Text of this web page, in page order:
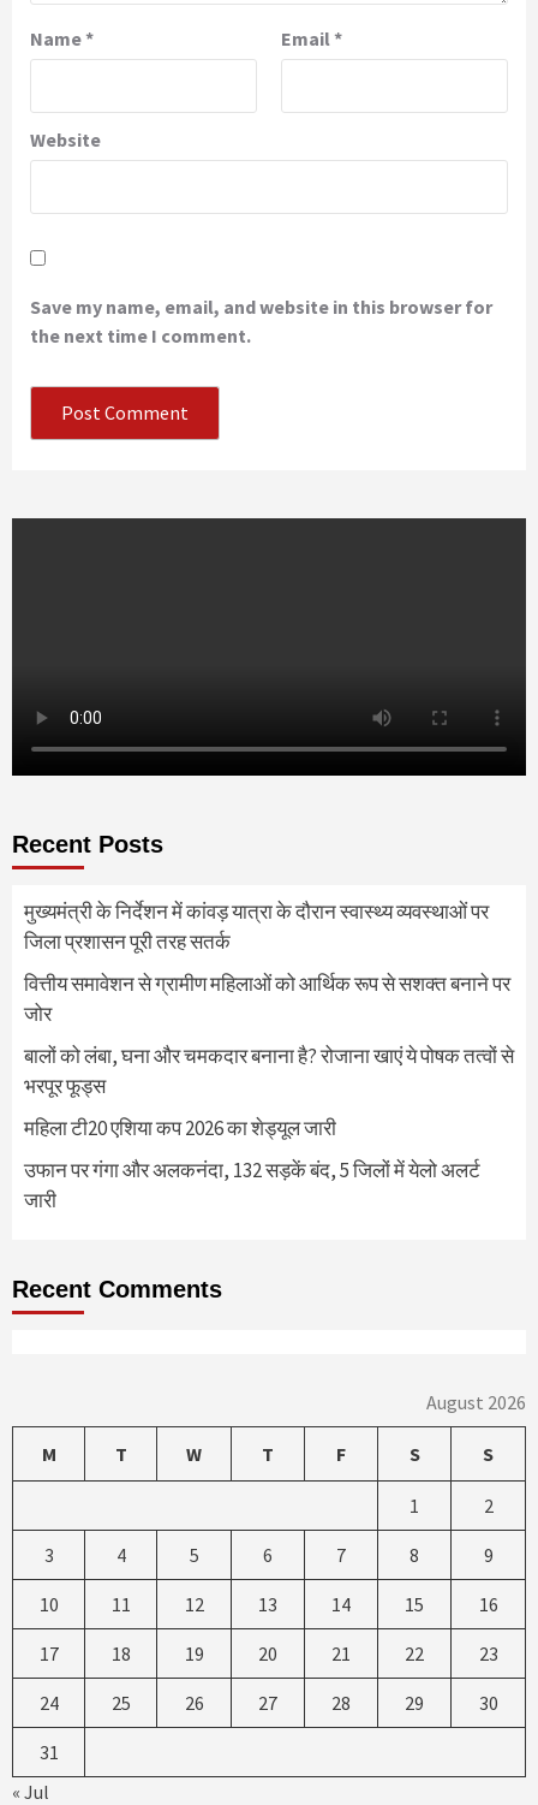
Name* Email *
Website
Save my name, email, and website in this browser for
the next time I comment.
Recent Posts
मुख्यमंत्री के निर्देशन में कांवड़ यात्रा के दौरान स्वास्थ्य व्यवस्थाओं पर
जिला प्रशासन पूरी तरह सतर्क
वित्तीय समावेशन से ग्रामीण महिलाओं को आर्थिक रूप से सशक्त बनाने पर
जोर
बालों को लंबा, घना और चमकदार बनाना है? रोजाना खाएं ये पोषक तत्वों से
भरपूर फूड्स
महिला टी20 एशिया कप 2026 का शेड्यूल जारी
उफान पर गंगा और अलकनंदा, 132 सड़कें बंद, 5 जिलों में येलो अलर्ट
जारी
Recent Comments
August 2026
M T W T F S S
1 2
3 4 5 6 7 8 9
10 11 12 13 14 15 16
17 18 19 20 21 22 23
24 25 26 27 28 29 30
31
« Jul